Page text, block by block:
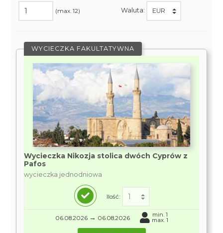
(max. 12) Waluta:
WYCIECZKA FAKULTATYWNA
Wycieczka Nikozja stolica dwóch Cyprów z
Pafos
wycieczka jednodniowa
Ilość:
06.08.2026 → 06.08.2026 min. 1
max. 1